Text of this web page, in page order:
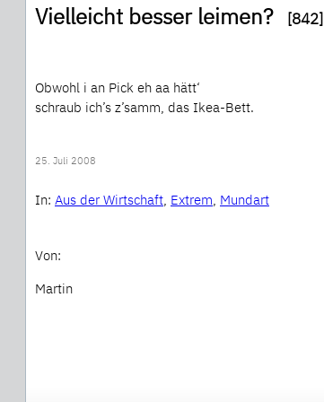
Vielleicht besser leimen?[842]
Obwohl i an Pick eh aa hätt‘
schraub ich’s z’samm, das Ikea-Bett.
25. Juli 2008
In: Aus der Wirtschaft, Extrem, Mundart
Von:
Martin